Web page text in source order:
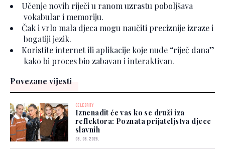
Učenje novih riječi u ranom uzrastu poboljšava
vokabular i memoriju.
Čak i vrlo mala djeca mogu naučiti preciznije izraze i
bogatiji jezik.
Koristite internet ili aplikacije koje nude “riječ dana”
kako bi proces bio zabavan i interaktivan.
Povezane vijesti
CELEBRITY
Iznenadit će vas ko se druži iza
reflektora: Poznata prijateljstva djece
slavnih
08. 08. 2026.